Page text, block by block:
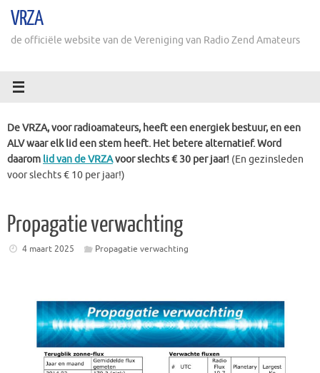
naarVRZA
de officiële website van de Vereniging van Radio Zend Amateurs
De VRZA, voor radioamateurs, heeft een energiek bestuur, en een
ALV waar elk lid een stem heeft. Het betere alternatief. Word
daarom lid van de VRZAvoor slechts € 30 per jaar! (En gezinsleden
voor slechts € 10 per jaar!)
Propagatie verwachting
4 maart 2025 Propagatie verwachting